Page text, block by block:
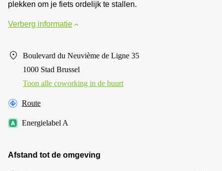
plekken om je fiets ordelijk te stallen.
Verberg informatie
Boulevard du Neuvième de Ligne 35
1000 Stad Brussel
Toon alle сoworking in de buurt
Route
Energielabel A
Afstand tot de omgeving